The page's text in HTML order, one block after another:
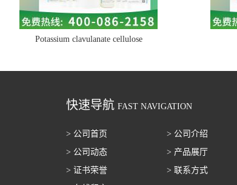
Potassium clavulanate cellulose
快速导航 FAST NAVIGATION
> 公司首页
> 公司介绍
> 公司动态
> 产品展厅
> 证书荣誉
> 联系方式